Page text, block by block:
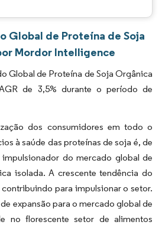
Global de Proteína de Soja
Mordor Intelligence
Global de Proteína de Soja Orgânica
de 3,5% durante o período de
dos consumidores em todo o
à saúde das proteínas de soja é, de
do mercado global de
isolada. A crescente tendência do
para impulsionar o setor.
expansão para o mercado global de
no florescente setor de alimentos